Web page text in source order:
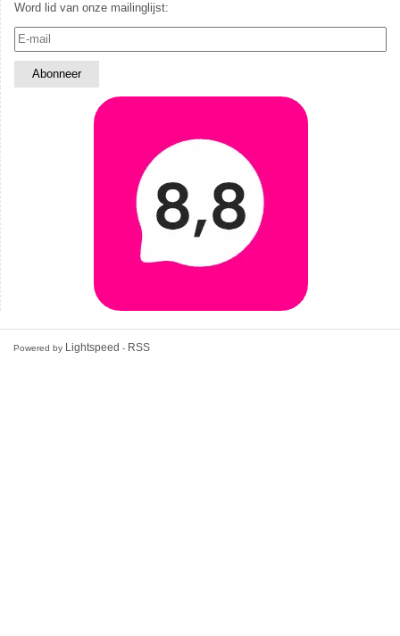
Word lid van onze mailinglijst:
Powered by Lightspeed - RSS